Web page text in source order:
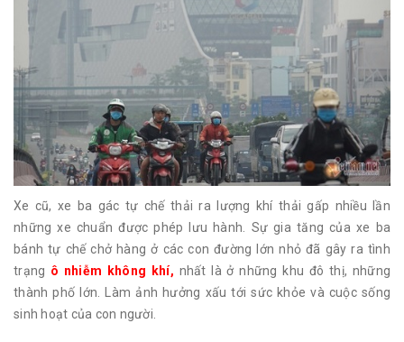
Xe cũ, xe ba gác tự chế thải ra lượng khí thải gấp nhiều lần
những xe chuẩn được phép lưu hành. Sự gia tăng của xe ba
bánh tự chế chở hàng ở các con đường lớn nhỏ đã gây ra tình
trạng ô nhiễm không khí, nhất là ở những khu đô thị, những
thành phố lớn. Làm ảnh hưởng xấu tới sức khỏe và cuộc sống
sinh hoạt của con người.